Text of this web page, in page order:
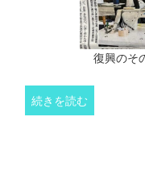
復興のそ
続きを読む